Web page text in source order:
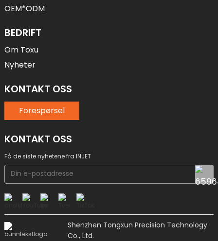
OEM*ODM
BEDRIFT
Om Toxu
Nyheter
KONTAKT OSS
Forespørsel
KONTAKT OSS
Få de siste nyhetene fra INJET
Shenzhen Tongxun Precision Technology
Co., Ltd.